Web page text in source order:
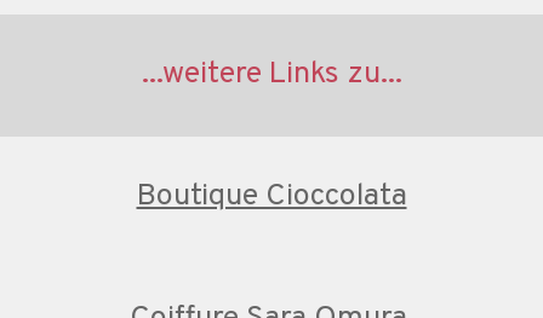
...weitere Links zu...
Boutique Cioccolata